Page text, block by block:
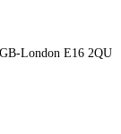
London E16 2QU